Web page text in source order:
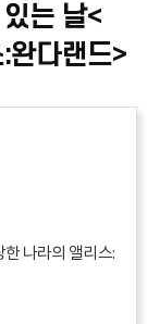
는 날<
완다랜드>